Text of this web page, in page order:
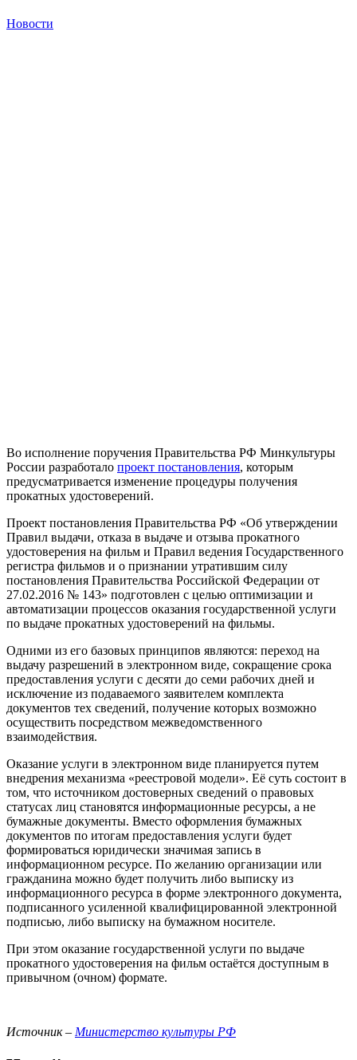
Новости
Во исполнение поручения Правительства РФ Минкультуры
России разработало проект постановления, которым
предусматривается изменение процедуры получения
прокатных удостоверений.
Проект постановления Правительства РФ «Об утверждении
Правил выдачи, отказа в выдаче и отзыва прокатного
удостоверения на фильм и Правил ведения Государственного
регистра фильмов и о признании утратившим силу
постановления Правительства Российской Федерации от
27.02.2016 № 143» подготовлен с целью оптимизации и
автоматизации процессов оказания государственной услуги
по выдаче прокатных удостоверений на фильмы.
Одними из его базовых принципов являются: переход на
выдачу разрешений в электронном виде, сокращение срока
предоставления услуги с десяти до семи рабочих дней и
исключение из подаваемого заявителем комплекта
документов тех сведений, получение которых возможно
осуществить посредством межведомственного
взаимодействия.
Оказание услуги в электронном виде планируется путем
внедрения механизма «реестровой модели». Её суть состоит в
том, что источником достоверных сведений о правовых
статусах лиц становятся информационные ресурсы, а не
бумажные документы. Вместо оформления бумажных
документов по итогам предоставления услуги будет
формироваться юридически значимая запись в
информационном ресурсе. По желанию организации или
гражданина можно будет получить либо выписку из
информационного ресурса в форме электронного документа,
подписанного усиленной квалифицированной электронной
подписью, либо выписку на бумажном носителе.
При этом оказание государственной услуги по выдаче
прокатного удостоверения на фильм остаётся доступным в
привычном (очном) формате.
Источник – Министерство культуры РФ